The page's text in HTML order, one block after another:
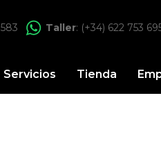
Taller: (+34) 622 753
Servicios Tienda